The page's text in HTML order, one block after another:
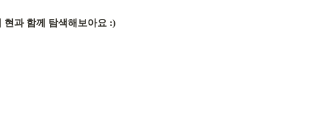
현과 함께 탐색해보아요 :)